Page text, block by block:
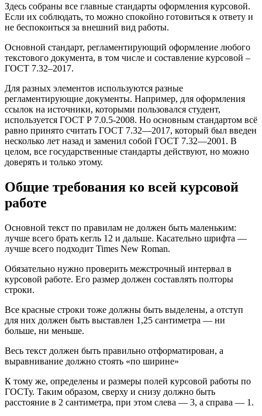
Здесь собраны все главные стандарты оформления курсовой.
Если их соблюдать, то можно спокойно готовиться к ответу и
не беспокоиться за внешний вид работы.
Основной стандарт, регламентирующий оформление любого
текстового документа, в том числе и составление курсовой –
ГОСТ 7.32–2017.
Для разных элементов используются разные
регламентирующие документы. Например, для оформления
ссылок на источники, которыми пользовался студент,
используется ГОСТ Р 7.0.5-2008. Но основным стандартом всё
равно принято считать ГОСТ 7.32—2017, который был введен
несколько лет назад и заменил собой ГОСТ 7.32—2001. В
целом, все государственные стандарты действуют, но можно
доверять и только этому.
Общие требования ко всей курсовой
работе
Основной текст по правилам не должен быть маленьким:
лучше всего брать кегль 12 и дальше. Касательно шрифта —
лучше всего подходит Times New Roman.
Обязательно нужно проверить межстрочный интервал в
курсовой работе. Его размер должен составлять полторы
строки.
Все красные строки тоже должны быть выделены, а отступ
для них должен быть выставлен 1,25 сантиметра — ни
больше, ни меньше.
Весь текст должен быть правильно отформатирован, а
выравнивание должно стоять «по ширине»
К тому же, определены и размеры полей курсовой работы по
ГОСТу. Таким образом, сверху и снизу должно быть
расстояние в 2 сантиметра, при этом слева — 3, а справа — 1.